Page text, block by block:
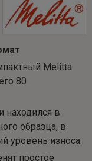
Melitta
80
находился в
образца, в
уровень износа.
простое